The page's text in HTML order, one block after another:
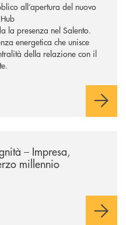
all’apertura del nuovo
la presenza nel Salento.
energetica che unisce
della relazione con il
– Impresa,
millennio